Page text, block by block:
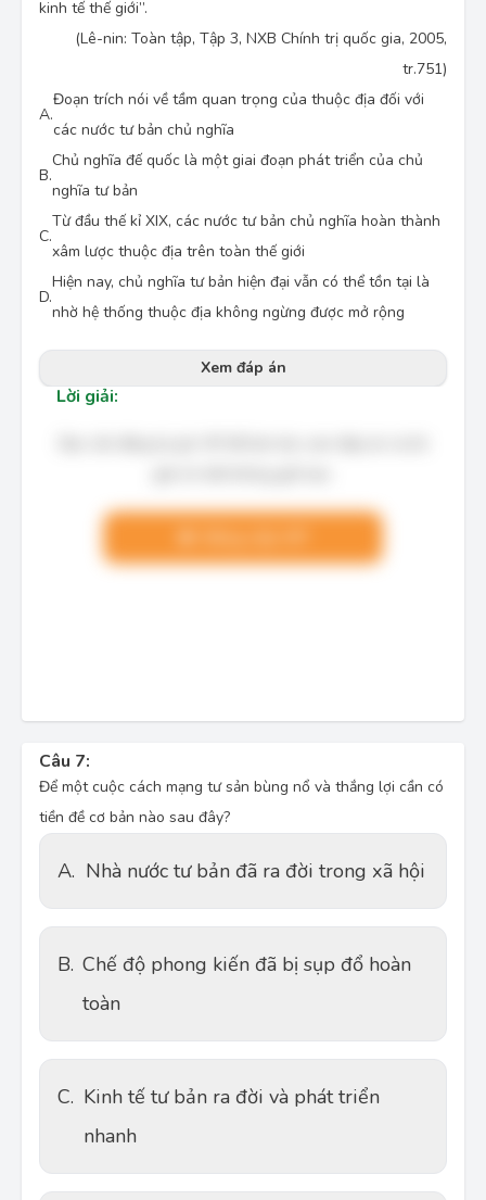
kinh tế thế giới”.
(Lê-nin: Toàn tập, Tập 3, NXB Chính trị quốc gia, 2005,
tr.751)
A.
Đoạn trích nói về tầm quan trọng của thuộc địa đối với
các nước tư bản chủ nghĩa
B.
Chủ nghĩa đế quốc là một giai đoạn phát triển của chủ
nghĩa tư bản
C.
Từ đầu thế kỉ XIX, các nước tư bản chủ nghĩa hoàn thành
xâm lược thuộc địa trên toàn thế giới
D.
Hiện nay, chủ nghĩa tư bản hiện đại vẫn có thể tồn tại là
nhờ hệ thống thuộc địa không ngừng được mở rộng
Xem đáp án
Lời giải:
Câu 7:
Để một cuộc cách mạng tư sản bùng nổ và thắng lợi cần có
tiền đề cơ bản nào sau đây?
A. Nhà nước tư bản đã ra đời trong xã hội
B. Chế độ phong kiến đã bị sụp đổ hoàn
toàn
C. Kinh tế tư bản ra đời và phát triển
nhanh